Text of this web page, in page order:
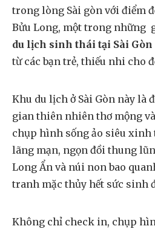
trong lòng Sài gòn với điểm
Bửu Long, một trong những
du lịch sinh thái tại Sài Gòn
từ các bạn trẻ, thiếu nhi cho
Khu du lịch ở Sài Gòn này là
gian thiên nhiên thơ mộng
chụp hình sống ảo siêu xinh
lãng mạn, ngọn đồi thung
Long Ẩn và núi non bao
tranh mặc thủy hết sức sinh
Không chỉ check in, chụp